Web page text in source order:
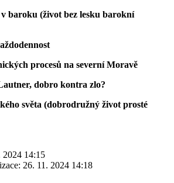
baroku (život bez lesku barokní
procesů na severní Moravě
dobro kontra zlo?
světa (dobrodružný život prosté
2024 14:15
26. 11. 2024 14:18